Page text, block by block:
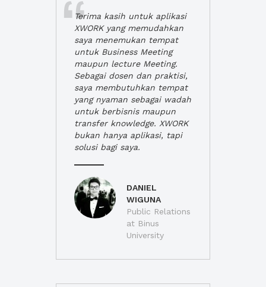
Terima kasih untuk aplikasi
XWORK yang memudahkan
saya menemukan tempat
untuk Business Meeting
maupun lecture Meeting.
Sebagai dosen dan praktisi,
saya membutuhkan tempat
yang nyaman sebagai wadah
untuk berbisnis maupun
transfer knowledge. XWORK
bukan hanya aplikasi, tapi
solusi bagi saya.
DANIEL
WIGUNA
Public Relations
at Binus
University